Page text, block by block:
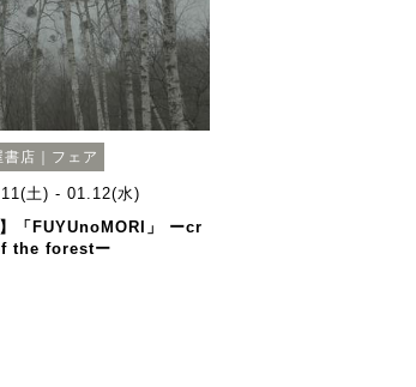
店｜フェア
土) - 01.12(水)
】「FUYUnoMORI」 ーcr
the forestー